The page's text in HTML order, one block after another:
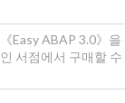
《Easy ABAP 3.0》
인 서점에서 구매할